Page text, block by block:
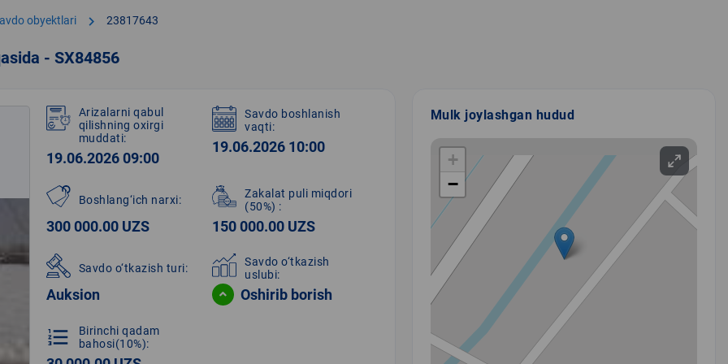
obyektlari chevron_right 23817643
- SX84856
Arizalarni qabul
qilishning oxirgi
muddati:
19.06.2026 09:00
Savdo boshlanish
vaqti:
19.06.2026 10:00
Boshlang‘ich narxi:
300 000.00 UZS
Zakalat puli miqdori
(50%) :
150 000.00 UZS
Savdo o‘tkazish turi:
Auksion
Savdo o‘tkazish
uslubi:
Oshirib borish
format_list_numbered
Birinchi qadam
bahosi(10%):
Mulk joylashgan hudud
+
−